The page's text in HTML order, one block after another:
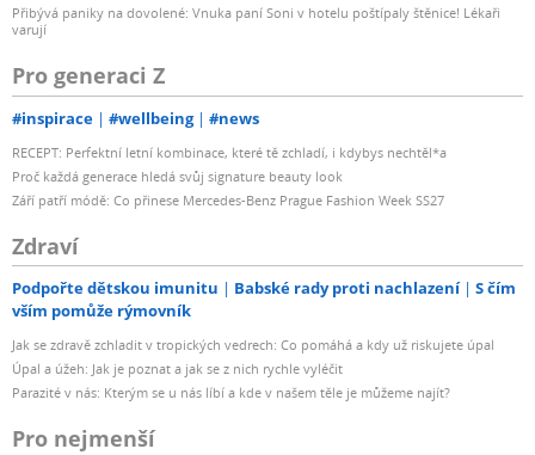
Přibývá paniky na dovolené: Vnuka paní Soni v hotelu poštípaly štěnice! Lékaři
varují
Pro generaci Z
#inspirace #wellbeing #news
RECEPT: Perfektní letní kombinace, které tě zchladí, i kdybys nechtěl*a
Proč každá generace hledá svůj signature beauty look
Září patří módě: Co přinese Mercedes-Benz Prague Fashion Week SS27
Zdraví
Podpořte dětskou imunitu Babské rady proti nachlazení
S čím
vším pomůže rýmovník
Jak se zdravě zchladit v tropických vedrech: Co pomáhá a kdy už riskujete úpal
Úpal a úžeh: Jak je poznat a jak se z nich rychle vyléčit
Parazité v nás: Kterým se u nás líbí a kde v našem těle je můžeme najít?
Pro nejmenší